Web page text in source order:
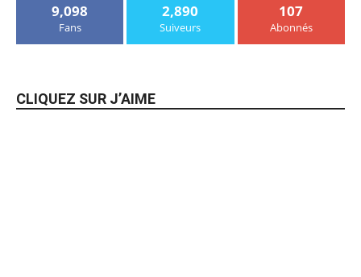
9,098
Fans
2,890
Suiveurs
107
Abonnés
CLIQUEZ SUR J’AIME